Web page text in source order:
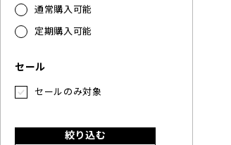
通常購入可能
定期購入可能
セール
セールのみ対象
絞り込む